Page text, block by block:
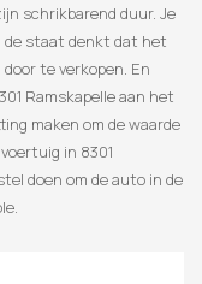
schrikbarend duur. Je
de staat denkt dat het
te verkopen. En
Ramskapelle aan het
maken om de waarde
in 8301
doen om de auto in de